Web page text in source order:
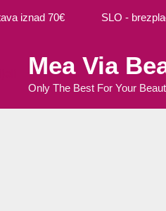
iznad 70€ SLO -
Mea Via
Only The Best For Your
M
k
s
c